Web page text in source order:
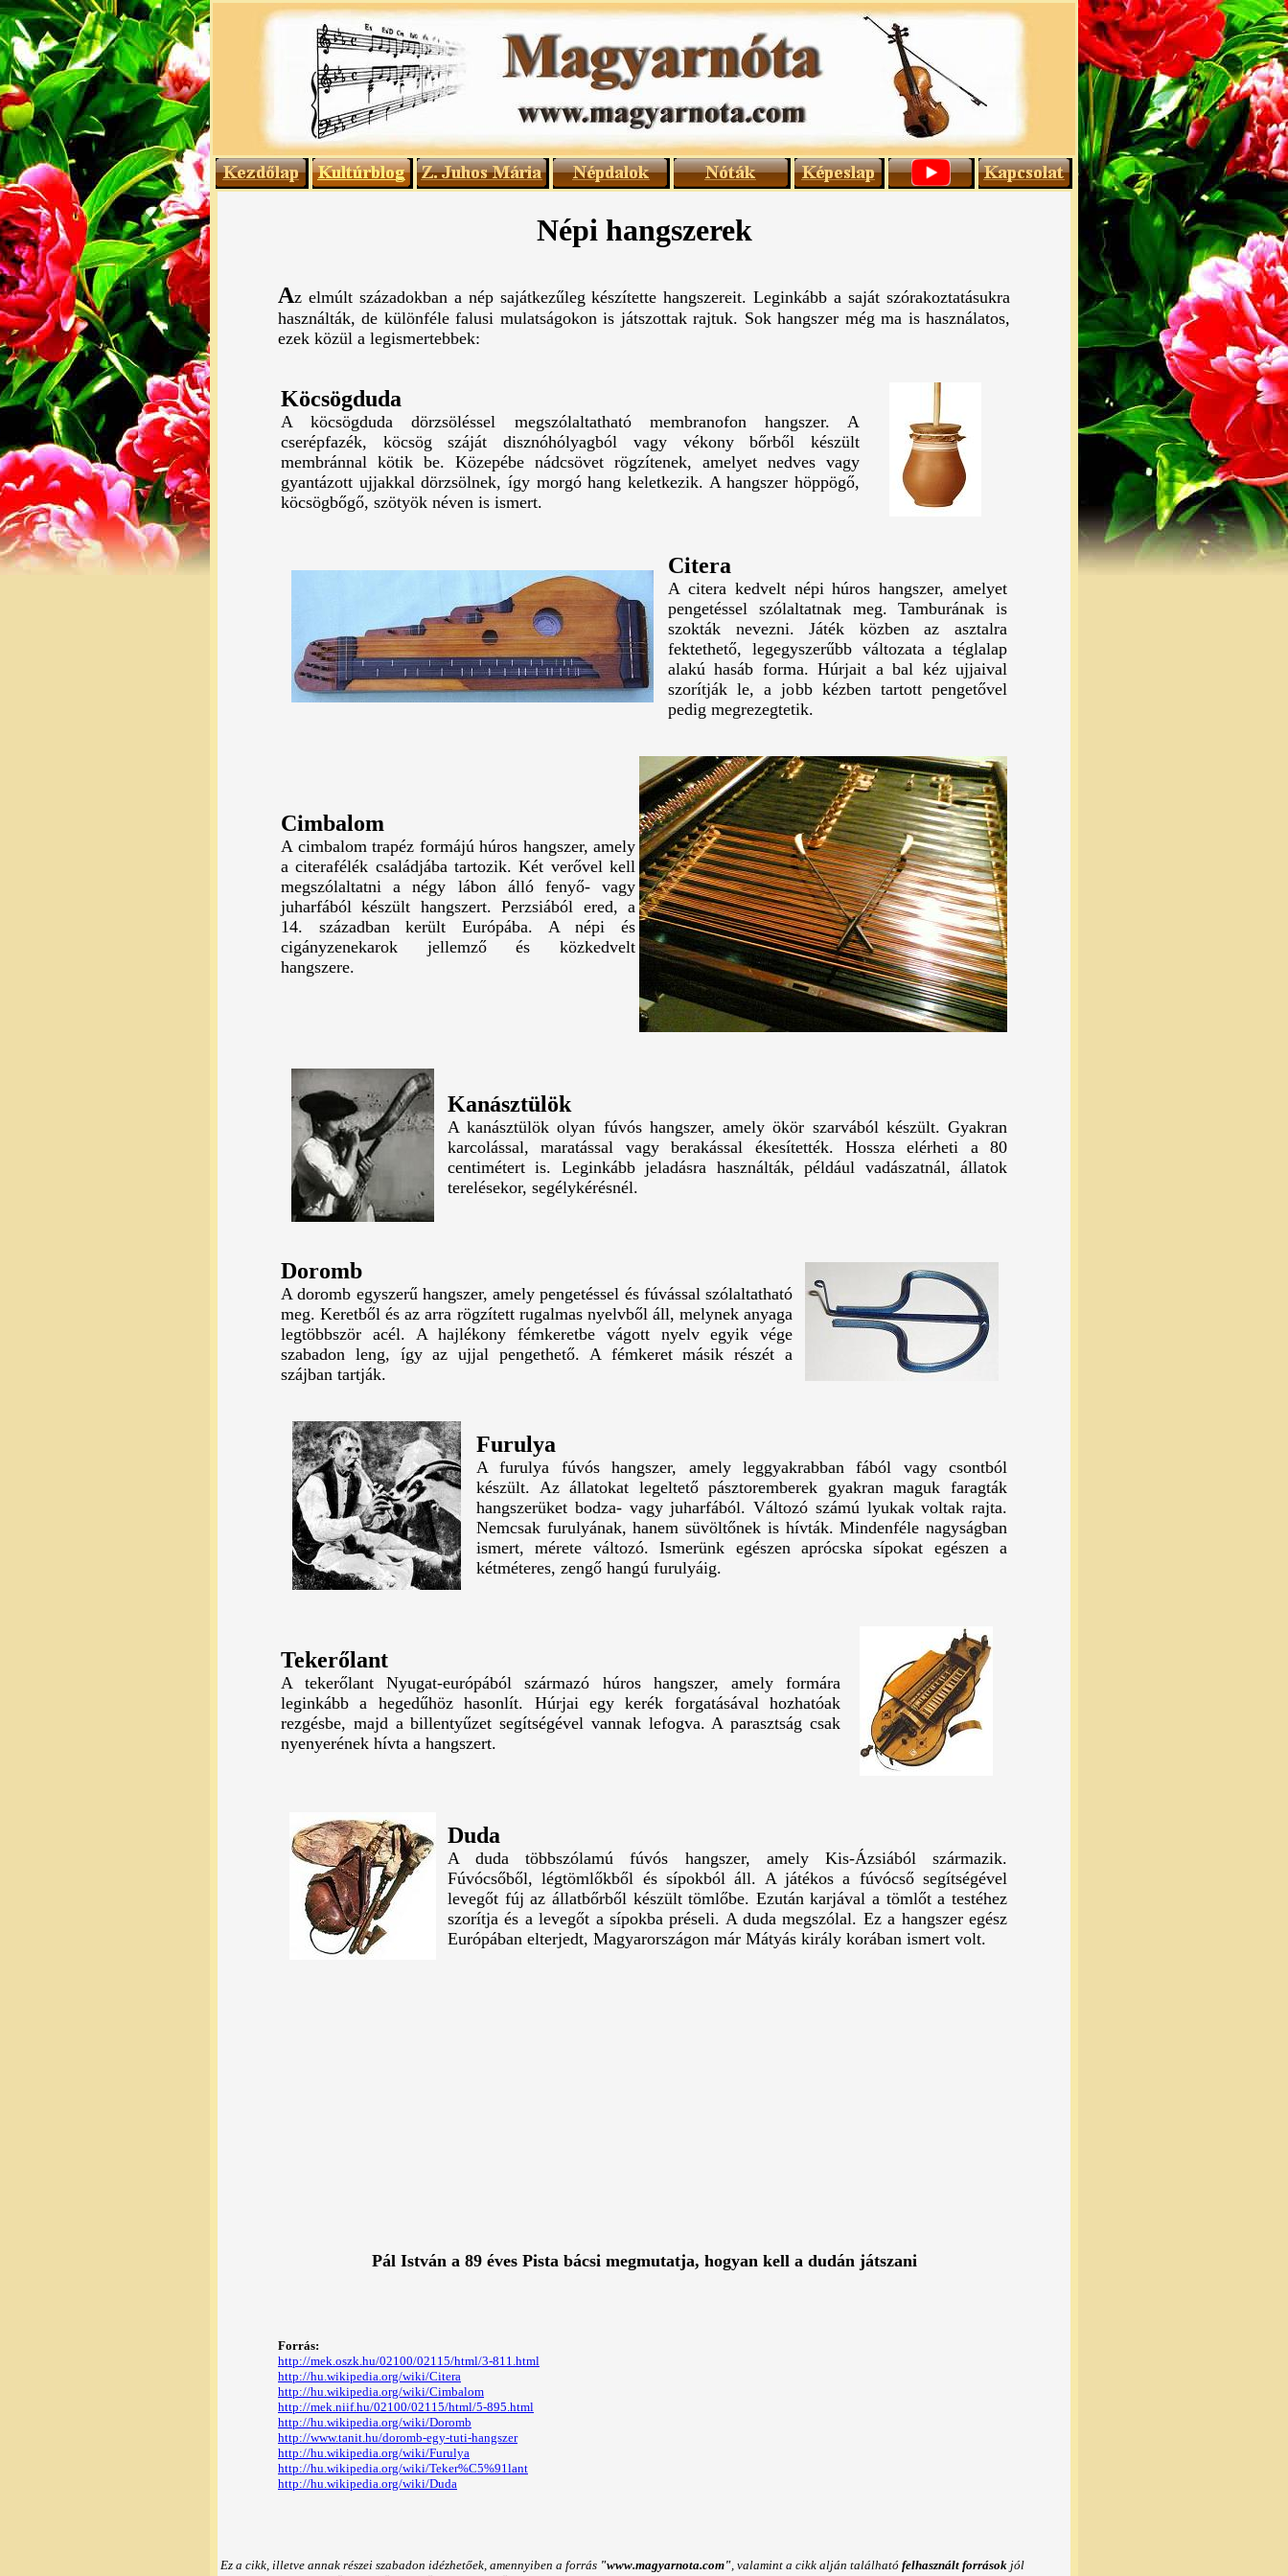
Népi hangszerek
Az elmúlt századokban a nép sajátkezűleg készítette hangszereit. Leginkább a saját szórakoztatásukra
használták, de különféle falusi mulatságokon is játszottak rajtuk. Sok hangszer még ma is használatos,
ezek közül a legismertebbek:
Köcsögduda
A köcsögduda dörzsöléssel megszólaltatható membranofon hangszer. A
cserépfazék, köcsög száját disznóhólyagból vagy vékony bőrből készült
membránnal kötik be. Közepébe nádcsövet rögzítenek, amelyet nedves vagy
gyantázott ujjakkal dörzsölnek, így morgó hang keletkezik. A hangszer höppögő,
köcsögbőgő, szötyök néven is ismert.
Citera
A citera kedvelt népi húros hangszer, amelyet
pengetéssel szólaltatnak meg. Tamburának is
szokták nevezni. Játék közben az asztalra
fektethető, legegyszerűbb változata a téglalap
alakú hasáb forma. Húrjait a bal kéz ujjaival
szorítják le, a jobb kézben tartott pengetővel
pedig megrezegtetik.
Cimbalom
A cimbalom trapéz formájú húros hangszer, amely
a citerafélék családjába tartozik. Két verővel kell
megszólaltatni a négy lábon álló fenyő- vagy
juharfából készült hangszert. Perzsiából ered, a
14. században került Európába. A népi és
cigányzenekarok jellemző és közkedvelt
hangszere.
Kanásztülök
A kanásztülök olyan fúvós hangszer, amely ökör szarvából készült. Gyakran
karcolással, maratással vagy berakással ékesítették. Hossza elérheti a 80
centimétert is. Leginkább jeladásra használták, például vadászatnál, állatok
terelésekor, segélykérésnél.
Doromb
A doromb egyszerű hangszer, amely pengetéssel és fúvással szólaltatható
meg. Keretből és az arra rögzített rugalmas nyelvből áll, melynek anyaga
legtöbbször acél. A hajlékony fémkeretbe vágott nyelv egyik vége
szabadon leng, így az ujjal pengethető. A fémkeret másik részét a
szájban tartják.
Furulya
A furulya fúvós hangszer, amely leggyakrabban fából vagy csontból
készült. Az állatokat legeltető pásztoremberek gyakran maguk faragták
hangszerüket bodza- vagy juharfából. Változó számú lyukak voltak rajta.
Nemcsak furulyának, hanem süvöltőnek is hívták. Mindenféle nagyságban
ismert, mérete változó. Ismerünk egészen aprócska sípokat egészen a
kétméteres, zengő hangú furulyáig.
Tekerőlant
A tekerőlant Nyugat-európából származó húros hangszer, amely formára
leginkább a hegedűhöz hasonlít. Húrjai egy kerék forgatásával hozhatóak
rezgésbe, majd a billentyűzet segítségével vannak lefogva. A parasztság csak
nyenyerének hívta a hangszert.
Duda
A duda többszólamú fúvós hangszer, amely Kis-Ázsiából származik.
Fúvócsőből, légtömlőkből és sípokból áll. A játékos a fúvócső segítségével
levegőt fúj az állatbőrből készült tömlőbe. Ezután karjával a tömlőt a testéhez
szorítja és a levegőt a sípokba préseli. A duda megszólal. Ez a hangszer egész
Európában elterjedt, Magyarországon már Mátyás király korában ismert volt.
Pál István a 89 éves Pista bácsi megmutatja, hogyan kell a dudán játszani
Forrás:
http://mek.oszk.hu/02100/02115/html/3-811.html
http://hu.wikipedia.org/wiki/Citera
http://hu.wikipedia.org/wiki/Cimbalom
http://mek.niif.hu/02100/02115/html/5-895.html
http://hu.wikipedia.org/wiki/Doromb
http://www.tanit.hu/doromb-egy-tuti-hangszer
http://hu.wikipedia.org/wiki/Furulya
http://hu.wikipedia.org/wiki/Teker%C5%91lant
http://hu.wikipedia.org/wiki/Duda
Ez a cikk, illetve annak részei szabadon idézhetőek, amennyiben a forrás "www.magyarnota.com", valamint a cikk alján található felhasznált források jól